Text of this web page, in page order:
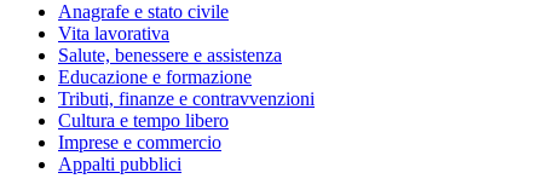
Anagrafe e stato civile
Vita lavorativa
Salute, benessere e assistenza
Educazione e formazione
Tributi, finanze e contravvenzioni
Cultura e tempo libero
Imprese e commercio
Appalti pubblici